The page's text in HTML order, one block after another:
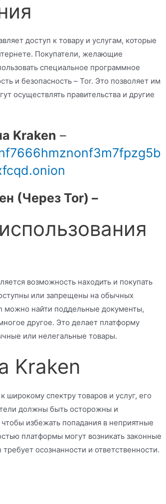
доступ к товару и услугам, которые
Покупатели, желающие
специальное программное
и безопасность – Tor. Это позволяет им
осуществлять правительства и другие
Kraken –
(Через Tor) –
возможность находить и покупать
или запрещены на обычных
можно найти поддельные документы,
другое. Это делает платформу
или нелегальные товары.
Kraken
широкому спектру товаров и услуг, его
должны быть осторожны и
избежать попадания в неприятные
платформы могут возникать законные
осознанности и ответственности.